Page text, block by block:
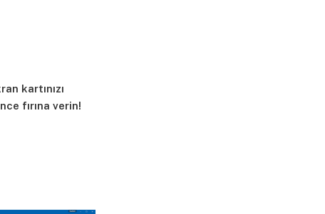
kartınızı
fırına verin!